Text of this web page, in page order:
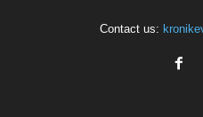
Contact us: